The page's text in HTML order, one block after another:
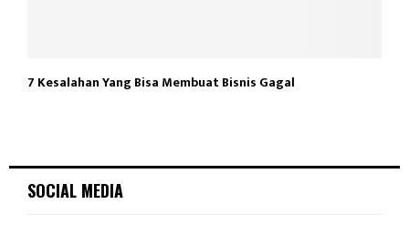
7 Kesalahan Yang Bisa Membuat Bisnis Gagal
SOCIAL MEDIA